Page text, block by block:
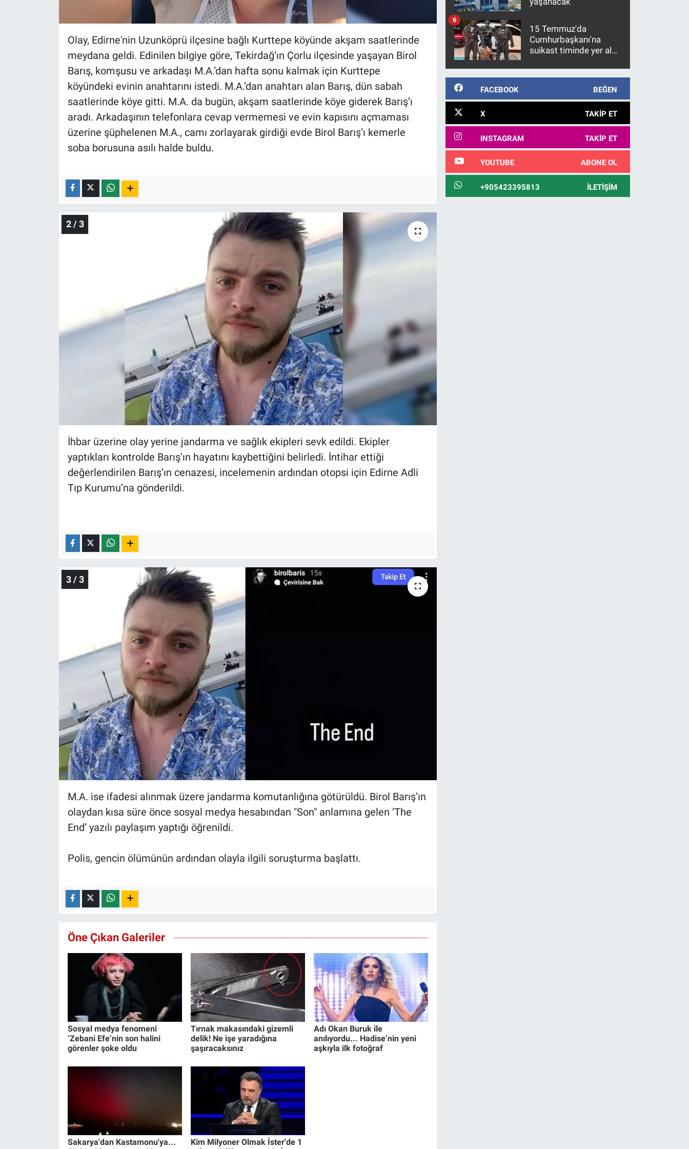
Olay, Edirne'nin Uzunköprü ilçesine bağlı Kurttepe köyünde akşam saatlerinde
meydana geldi. Edinilen bilgiye göre, Tekirdağ’ın Çorlu ilçesinde yaşayan Birol
Barış, komşusu ve arkadaşı M.A.’dan hafta sonu kalmak için Kurttepe
köyündeki evinin anahtarını istedi. M.A.’dan anahtarı alan Barış, dün sabah
saatlerinde köye gitti. M.A. da bugün, akşam saatlerinde köye giderek Barış’ı
aradı. Arkadaşının telefonlara cevap vermemesi ve evin kapısını açmaması
üzerine şüphelenen M.A., camı zorlayarak girdiği evde Birol Barış’ı kemerle
soba borusuna asılı halde buldu.
2 / 3
İhbar üzerine olay yerine jandarma ve sağlık ekipleri sevk edildi. Ekipler
yaptıkları kontrolde Barış’ın hayatını kaybettiğini belirledi. İntihar ettiği
değerlendirilen Barış’ın cenazesi, incelemenin ardından otopsi için Edirne Adli
Tıp Kurumu’na gönderildi.
3 / 3
M.A. ise ifadesi alınmak üzere jandarma komutanlığına götürüldü. Birol Barış’ın
olaydan kısa süre önce sosyal medya hesabından "Son" anlamına gelen ‘The
End’ yazılı paylaşım yaptığı öğrenildi.
Polis, gencin ölümünün ardından olayla ilgili soruşturma başlattı.
Öne Çıkan Galeriler
Sosyal medya fenomeni
‘Zebani Efe’nin son halini
görenler şoke oldu
Tırnak makasındaki gizemli
delik! Ne işe yaradığına
şaşıracaksınız
Adı Okan Buruk ile
anılıyordu... Hadise’nin yeni
aşkıyla ilk fotoğraf
Sakarya'dan Kastamonu'ya...
Kim Milyoner Olmak İster'de 1
15 Temmuz'da
Cumhurbaşkanı'na
suikast timinde yer alan
10 yıl sonra yakalandı
6
FACEBOOK BEĞEN
X TAKIP ET
INSTAGRAM TAKIP ET
YOUTUBE ABONE OL
+905423395813 İLETIŞIM
Programlar
Türkiye'nin Gündemi
Yerel Gündem